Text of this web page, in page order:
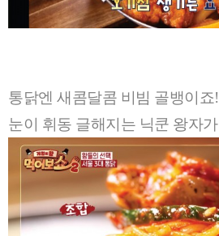
통닭엔 새콤달콤 비빔 골뱅이죠!
눈이 휘동 글해지는 닉쿤 왕자